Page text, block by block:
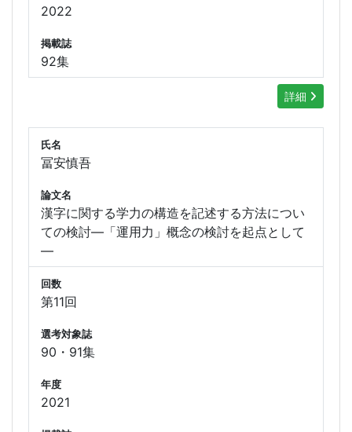
2022
掲載誌
92集
詳細
氏名
冨安慎吾
論文名
漢字に関する学力の構造を記述する方法につい
ての検討―「運用力」概念の検討を起点として
―
回数
第11回
選考対象誌
90・91集
年度
2021